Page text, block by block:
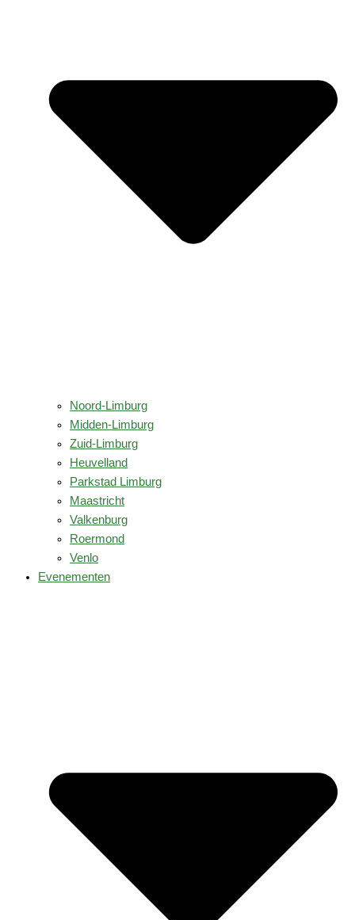
Noord-Limburg
Midden-Limburg
Zuid-Limburg
Heuvelland
Parkstad Limburg
Maastricht
Valkenburg
Roermond
Venlo
Evenementen